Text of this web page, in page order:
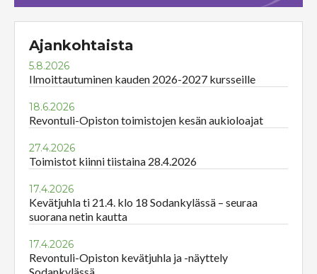
Ajankohtaista
5.8.2026
Ilmoittautuminen kauden 2026-2027 kursseille
18.6.2026
Revontuli-Opiston toimistojen kesän aukioloajat
27.4.2026
Toimistot kiinni tiistaina 28.4.2026
17.4.2026
Kevätjuhla ti 21.4. klo 18 Sodankylässä – seuraa
suorana netin kautta
17.4.2026
Revontuli-Opiston kevätjuhla ja -näyttely